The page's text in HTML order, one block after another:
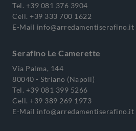
Tel. +39 081 376 3904
Cell. +39 333 700 1622
E-Mail info@arredamentiserafino.it
Serafino Le Camerette
Via Palma, 144
80040 - Striano (Napoli)
Tel. +39 081 399 5266
Cell. +39 389 269 1973
E-Mail info@arredamentiserafino.it